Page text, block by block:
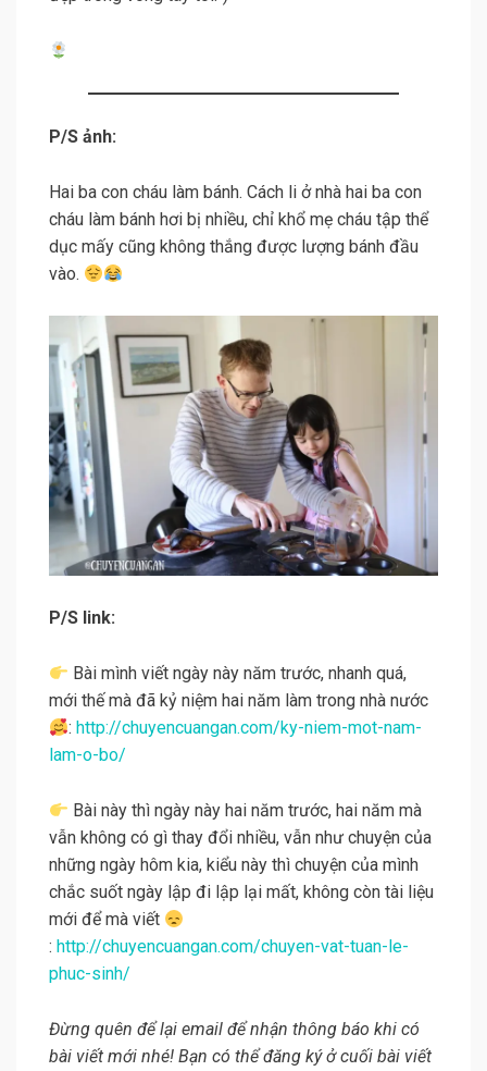
P/S ảnh:
Hai ba con cháu làm bánh. Cách li ở nhà hai ba con
cháu làm bánh hơi bị nhiều, chỉ khổ mẹ cháu tập thể
dục mấy cũng không thắng được lượng bánh đầu
vào.
P/S link:
Bài mình viết ngày này năm trước, nhanh quá,
mới thế mà đã kỷ niệm hai năm làm trong nhà nước
:http://chuyencuangan.com/ky-niem-mot-nam-
lam-o-bo/
Bài này thì ngày này hai năm trước, hai năm mà
vẫn không có gì thay đổi nhiều, vẫn như chuyện của
những ngày hôm kia, kiểu này thì chuyện của mình
chắc suốt ngày lập đi lập lại mất, không còn tài liệu
mới để mà viết
: http://chuyencuangan.com/chuyen-vat-tuan-le-
phuc-sinh/
Đừng quên để lại email để nhận thông báo khi có
bài viết mới nhé! Bạn có thể đăng ký ở cuối bài viết